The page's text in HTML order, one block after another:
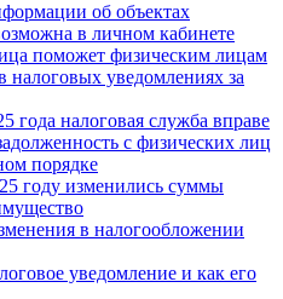
об объектах
в личном кабинете
поможет физическим лицам
налоговых уведомлениях за
года налоговая служба вправе
с физических лиц
порядке
году изменились суммы
в налогообложении
уведомление и как его